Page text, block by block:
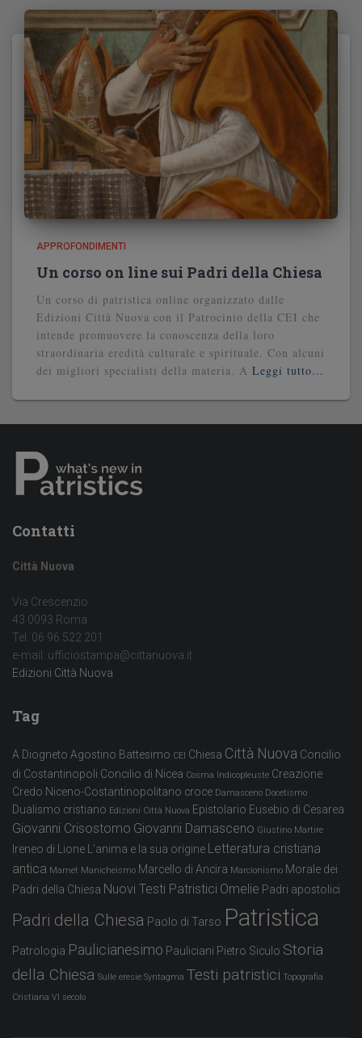
APPROFONDIMENTI
Un corso on line sui Padri della Chiesa
Un corso di patristica online organizzato dalle
Edizioni Città Nuova con il Patrocinio della CEI che
intende promuovere la conoscenza della loro
straordinaria eredità culturale e spirituale. Con alcuni
dei migliori specialisti della materia. A Leggi tutto…
Contatti
Città Nuova
Via Crescenzio
43 0093 Roma
Tel. 06 96 522 201
e-mail: ufficiostampa@cittanuova.it
Edizioni Città Nuova
Tag
A Diogneto Agostino Battesimo CEI Chiesa Città Nuova Concilio
di Costantinopoli Concilio di Nicea Cosma Indicopleuste Creazione
Credo Niceno-Costantinopolitano croce Damasceno Docetismo
Dualismo cristiano Edizioni Città Nuova Epistolario Eusebio di Cesarea
Giovanni Crisostomo Giovanni Damasceno Giustino Martire
Ireneo di Lione L'anima e la sua origine Letteratura cristiana
antica Mamet Manicheismo Marcello di Ancira Marcionismo Morale dei
Padri della Chiesa Nuovi Testi Patristici Omelie Padri apostolici
Padri della Chiesa Paolo di Tarso Patristica
Patrologia Paulicianesimo Pauliciani Pietro Siculo Storia
della Chiesa Sulle eresie Syntagma Testi patristici Topografia
Cristiana VI secolo